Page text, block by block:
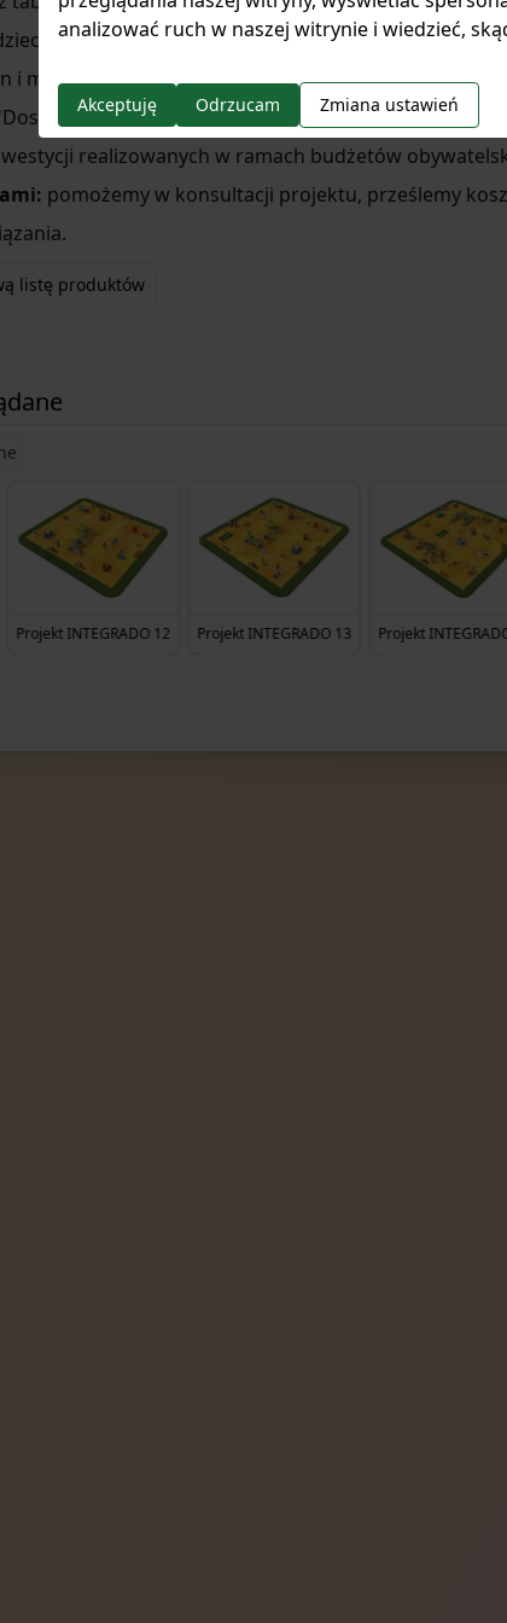
analizować ruch w naszej witrynie i wiedzieć,
Akceptuję Odrzucam Zmiana ustawień
poruszające się na wózkach inwalidzkich. Projekt
i miast planujących budowę integracyjnego placu
przestrzeń" oraz stanowi również gotowe
realizowanych w ramach budżetów
pomożemy w konsultacji projektu, prześlemy
listę produktów
Projekt INTEGRADO 12 Projekt INTEGRADO 13 Projekt